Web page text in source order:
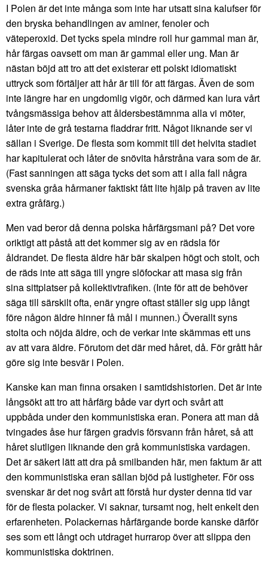
I Polen är det inte många som inte har utsatt sina kalufser för
den bryska behandlingen av aminer, fenoler och
väteperoxid. Det tycks spela mindre roll hur gammal man är,
hår färgas oavsett om man är gammal eller ung. Man är
nästan böjd att tro att det existerar ett polskt idiomatiskt
uttryck som förtäljer att hår är till för att färgas. Även de som
inte längre har en ungdomlig vigör, och därmed kan lura vårt
tvångsmässiga behov att åldersbestämnma alla vi möter,
låter inte de grå testarna fladdrar fritt. Något liknande ser vi
sällan i Sverige. De flesta som kommit till det helvita stadiet
har kapitulerat och låter de snövita hårstråna vara som de är.
(Fast sanningen att säga tycks det som att i alla fall några
svenska gråa hårmaner faktiskt fått lite hjälp på traven av lite
extra gråfärg.)
Men vad beror då denna polska hårfärgsmani på? Det vore
oriktigt att påstå att det kommer sig av en rädsla för
åldrandet. De flesta äldre här bär skalpen högt och stolt, och
de räds inte att säga till yngre slöfockar att masa sig från
sina sittplatser på kollektivtrafiken. (Inte för att de behöver
säga till särskilt ofta, enär yngre oftast ställer sig upp långt
före någon äldre hinner få mål i munnen.) Överallt syns
stolta och nöjda äldre, och de verkar inte skämmas ett uns
av att vara äldre. Förutom det där med håret, då. För grått hår
göre sig inte besvär i Polen.
Kanske kan man finna orsaken i samtidshistorien. Det är inte
långsökt att tro att hårfärg både var dyrt och svårt att
uppbåda under den kommunistiska eran. Ponera att man då
tvingades åse hur färgen gradvis försvann från håret, så att
håret slutligen liknande den grå kommunistiska vardagen.
Det är säkert lätt att dra på smilbanden här, men faktum är att
den kommunistiska eran sällan bjöd på lustigheter. För oss
svenskar är det nog svårt att förstå hur dyster denna tid var
för de flesta polacker. Vi saknar, tursamt nog, helt enkelt den
erfarenheten. Polackernas hårfärgande borde kanske därför
ses som ett långt och utdraget hurrarop över att slippa den
kommunistiska doktrinen.